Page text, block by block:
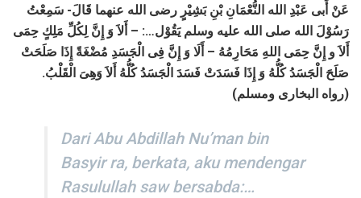
عَنْ أَبى عَبْدِ الله النُّعْمَانِ بْنِ بَشِيْرٍ رضى الله عنهما قَالَ- سَمِعْتُ
رَسُوْلَ الله صلى الله عليه وسلم يَقُوْل…: – أَلاَ وَ إِنَّ لِكُلِّ مَلِكٍ حِمَى
أَلاَ و إِنَّ حِمَى اللهِ مَحَارِمُهُ – أَلَا وَ إِنَّ فِى الْجَسَدِ مُضْغَةً إِذَا صَلَحَتْ
صَلَحَ الْجَسَدُ كُلُّهُ وَ إِذَا فَسَدَتْ فَسَدَ الْجَسَدُ كُلُّهُ أَلاَ وَهِىَ الْقَلْبُ.
(رواه البخارى ومسلم)
Dari Abu Abdillah Nu’man bin
Basyir ra, berkata, aku mendengar
Rasulullah saw bersabda:…